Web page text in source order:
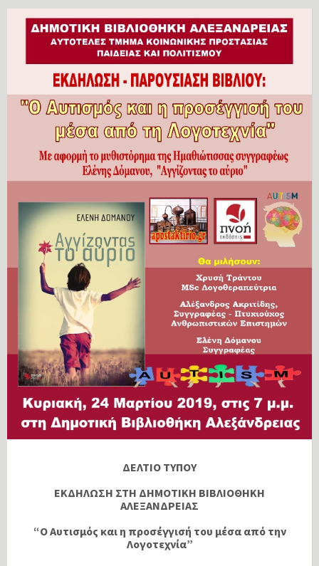
ΔΕΛΤΙΟ ΤΥΠΟΥ
ΕΚΔΗΛΩΣΗ ΣΤΗ ΔΗΜΟΤΙΚΗ ΒΙΒΛΙΟΘΗΚΗ
ΑΛΕΞΑΝΔΡΕΙΑΣ
“Ο Αυτισμός και η προσέγγισή του μέσα από την
Λογοτεχνία”